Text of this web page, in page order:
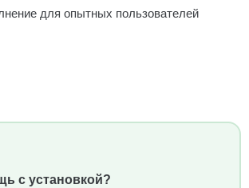
для опытных пользователей
с установкой?